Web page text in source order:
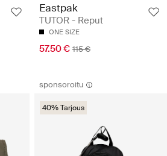
Eastpak
TUTOR - Reput
ONE SIZE
57.50 € 115 €
sponsoroitu
40% Tarjous